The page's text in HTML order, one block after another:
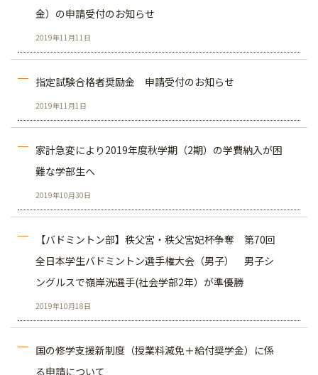
金）の申請受付のお知らせ
2019年11月11日
指定試験合格者奨励金 申請受付のお知らせ
2019年11月1日
家計急変により2019年度秋学期（2期）の学費納入が困
難な学部生へ
2019年10月30日
【バドミントン部】秩父宮・秩父宮妃杯争奪 第70回
全日本学生バドミントン選手権大会（男子） 男子シ
ングルスで嶺岸洸選手(社会学部2年）が準優勝
2019年10月18日
国の修学支援新制度（授業料減免＋給付奨学金）に係
る申請について